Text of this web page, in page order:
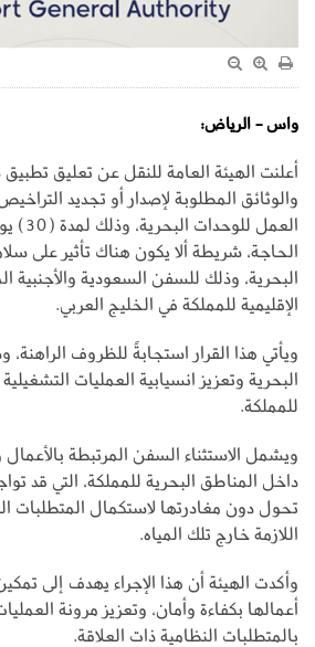
واس - الرياض:
أعلنت الهيئة العامة للنقل عن تعليق
والوثائق المطلوبة لإصدار أو تجديد
العمل
الحاجة، شريطة ألا يكون هناك تأثير على
البحرية، وذلك للسفن السعودية والأجنبية
الإقليمية للمملكة في الخليج العربي.
ويأتي هذا القرار استجابةً للظروف الراهنة،
البحرية وتعزيز انسيابية العمليات
للمملكة.
ويشمل الاستثناء السفن المرتبطة
داخل المناطق البحرية للمملكة، التي قد
تحول دون مغادرتها لاستكمال المتطلبات
اللازمة خارج تلك المياه.
وأكدت الهيئة أن هذا الإجراء يهدف إلى
أعمالها بكفاءة وأمان، وتعزيز مرونة
بالمتطلبات النظامية ذات العلاقة.